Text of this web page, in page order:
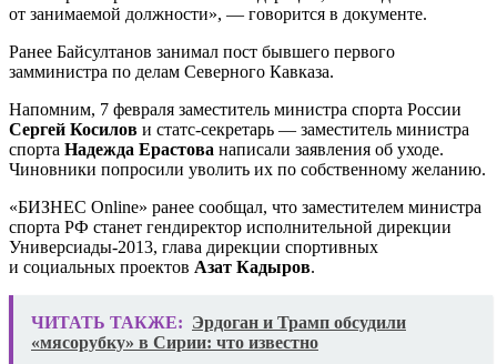
от занимаемой должности», — говорится в документе.
Ранее Байсултанов занимал пост бывшего первого
замминистра по делам Северного Кавказа.
Напомним, 7 февраля заместитель министра спорта России
Сергей Косилов и статс-секретарь — заместитель министра
спорта Надежда Ерастова написали заявления об уходе.
Чиновники попросили уволить их по собственному желанию.
«БИЗНЕС Online» ранее сообщал, что заместителем министра
спорта РФ станет гендиректор исполнительной дирекции
Универсиады-2013, глава дирекции спортивных
и социальных проектов Азат Кадыров.
ЧИТАТЬ ТАКЖЕ: Эрдоган и Трамп обсудили
«мясорубку» в Сирии: что известно